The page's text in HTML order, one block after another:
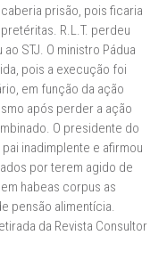
prisão, pois ficaria
R.L.T. perdeu
STJ. O ministro Pádua
pois a execução foi
em função da ação
após perder a ação
O presidente do
inadimplente e afirmou
por terem agido de
habeas corpus as
pensão alimentícia.
da Revista Consultor